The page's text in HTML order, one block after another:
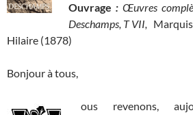
Ouvrage : Œuvres
Deschamps, T VII,
Hilaire (1878)
Bonjour à tous,
ous revenons,